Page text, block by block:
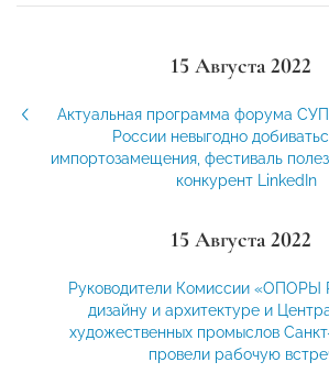
15 Августа 2022
Актуальная программа форума
России невыгодно
импортозамещения, фестиваль
конкурент LinkedIn
15 Августа 2022
Руководители Комиссии
дизайну и архитектуре и
художественных промыслов
провели рабочую